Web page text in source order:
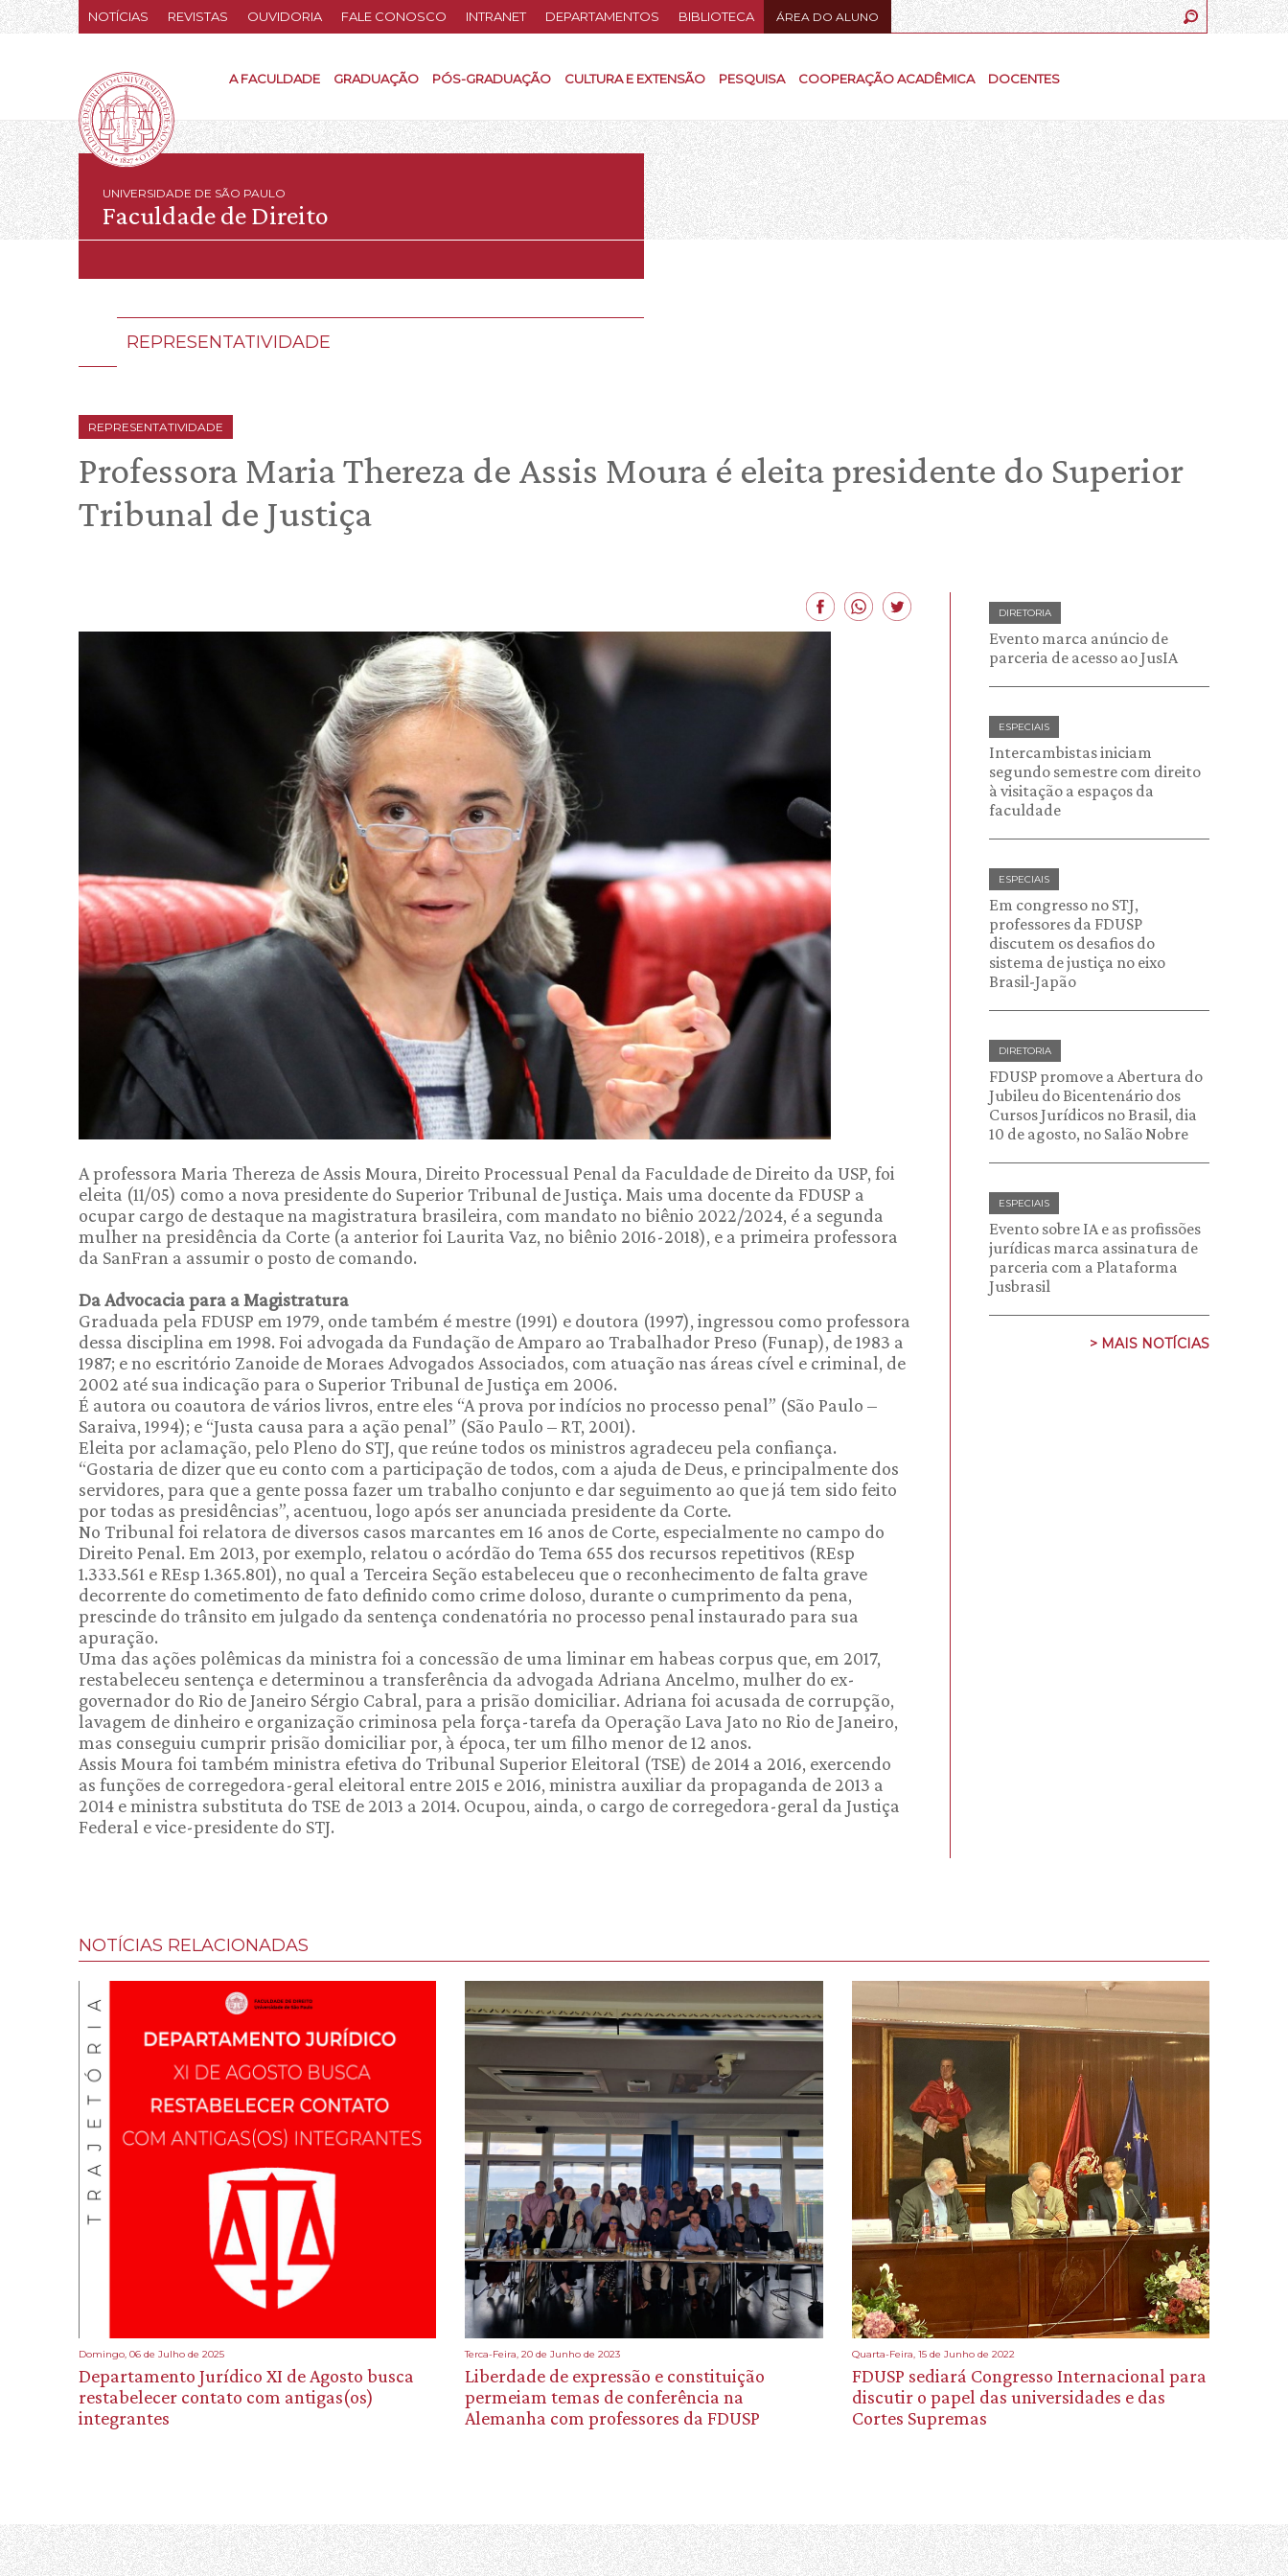
NOTÍCIAS REVISTAS OUVIDORIA FALE CONOSCO INTRANET DEPARTAMENTOS BIBLIOTECA ÁREA DO ALUNO
A FACULDADE GRADUAÇÃO PÓS-GRADUAÇÃO CULTURA E EXTENSÃO PESQUISA COOPERAÇÃO ACADÊMICA DOCENTES
UNIVERSIDADE DE SÃO PAULO
Faculdade de Direito
REPRESENTATIVIDADE
REPRESENTATIVIDADE
Professora Maria Thereza de Assis Moura é eleita presidente do Superior
Tribunal de Justiça
A professora Maria Thereza de Assis Moura, Direito Processual Penal da Faculdade de Direito da USP, foi
eleita (11/05) como a nova presidente do Superior Tribunal de Justiça. Mais uma docente da FDUSP a
ocupar cargo de destaque na magistratura brasileira, com mandato no biênio 2022/2024, é a segunda
mulher na presidência da Corte (a anterior foi Laurita Vaz, no biênio 2016-2018), e a primeira professora
da SanFran a assumir o posto de comando.
Da Advocacia para a Magistratura
Graduada pela FDUSP em 1979, onde também é mestre (1991) e doutora (1997), ingressou como professora
dessa disciplina em 1998. Foi advogada da Fundação de Amparo ao Trabalhador Preso (Funap), de 1983 a
1987; e no escritório Zanoide de Moraes Advogados Associados, com atuação nas áreas cível e criminal, de
2002 até sua indicação para o Superior Tribunal de Justiça em 2006.
É autora ou coautora de vários livros, entre eles “A prova por indícios no processo penal” (São Paulo –
Saraiva, 1994); e “Justa causa para a ação penal” (São Paulo – RT, 2001).
Eleita por aclamação, pelo Pleno do STJ, que reúne todos os ministros agradeceu pela confiança.
“Gostaria de dizer que eu conto com a participação de todos, com a ajuda de Deus, e principalmente dos
servidores, para que a gente possa fazer um trabalho conjunto e dar seguimento ao que já tem sido feito
por todas as presidências”, acentuou, logo após ser anunciada presidente da Corte.
No Tribunal foi relatora de diversos casos marcantes em 16 anos de Corte, especialmente no campo do
Direito Penal. Em 2013, por exemplo, relatou o acórdão do Tema 655 dos recursos repetitivos (REsp
1.333.561 e REsp 1.365.801), no qual a Terceira Seção estabeleceu que o reconhecimento de falta grave
decorrente do cometimento de fato definido como crime doloso, durante o cumprimento da pena,
prescinde do trânsito em julgado da sentença condenatória no processo penal instaurado para sua
apuração.
Uma das ações polêmicas da ministra foi a concessão de uma liminar em habeas corpus que, em 2017,
restabeleceu sentença e determinou a transferência da advogada Adriana Ancelmo, mulher do ex-
governador do Rio de Janeiro Sérgio Cabral, para a prisão domiciliar. Adriana foi acusada de corrupção,
lavagem de dinheiro e organização criminosa pela força-tarefa da Operação Lava Jato no Rio de Janeiro,
mas conseguiu cumprir prisão domiciliar por, à época, ter um filho menor de 12 anos.
Assis Moura foi também ministra efetiva do Tribunal Superior Eleitoral (TSE) de 2014 a 2016, exercendo
as funções de corregedora-geral eleitoral entre 2015 e 2016, ministra auxiliar da propaganda de 2013 a
2014 e ministra substituta do TSE de 2013 a 2014. Ocupou, ainda, o cargo de corregedora-geral da Justiça
Federal e vice-presidente do STJ.
DIRETORIA
Evento marca anúncio de
parceria de acesso ao JusIA
ESPECIAIS
Intercambistas iniciam
segundo semestre com direito
à visitação a espaços da
faculdade
ESPECIAIS
Em congresso no STJ,
professores da FDUSP
discutem os desafios do
sistema de justiça no eixo
Brasil-Japão
DIRETORIA
FDUSP promove a Abertura do
Jubileu do Bicentenário dos
Cursos Jurídicos no Brasil, dia
10 de agosto, no Salão Nobre
ESPECIAIS
Evento sobre IA e as profissões
jurídicas marca assinatura de
parceria com a Plataforma
Jusbrasil
> MAIS NOTÍCIAS
NOTÍCIAS RELACIONADAS
Domingo, 06 de Julho de 2025
Departamento Jurídico XI de Agosto busca
restabelecer contato com antigas(os)
integrantes
Terca-Feira, 20 de Junho de 2023
Liberdade de expressão e constituição
permeiam temas de conferência na
Alemanha com professores da FDUSP
Quarta-Feira, 15 de Junho de 2022
FDUSP sediará Congresso Internacional para
discutir o papel das universidades e das
Cortes Supremas